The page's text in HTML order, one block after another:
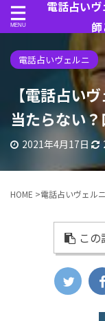
電話占い
電話占いヴェルニ
【電話占い
当たらない？
2021年4月17日
HOME >電話占いヴェルニ
こ